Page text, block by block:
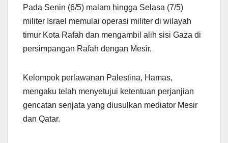
Pada Senin (6/5) malam hingga Selasa (7/5)
militer Israel memulai operasi militer di wilayah
timur Kota Rafah dan mengambil alih sisi Gaza di
persimpangan Rafah dengan Mesir.
Kelompok perlawanan Palestina, Hamas,
mengaku telah menyetujui ketentuan perjanjian
gencatan senjata yang diusulkan mediator Mesir
dan Qatar.